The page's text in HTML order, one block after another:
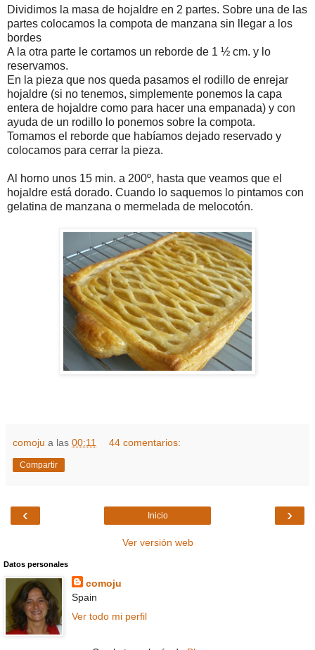
Dividimos la masa de hojaldre en 2 partes. Sobre una de las
partes colocamos la compota de manzana sin llegar a los
bordes
A la otra parte le cortamos un reborde de 1 ½ cm. y lo
reservamos.
En la pieza que nos queda pasamos el rodillo de enrejar
hojaldre (si no tenemos, simplemente ponemos la capa
entera de hojaldre como para hacer una empanada) y con
ayuda de un rodillo lo ponemos sobre la compota.
Tomamos el reborde que habíamos dejado reservado y
colocamos para cerrar la pieza.
Al horno unos 15 min. a 200º, hasta que veamos que el
hojaldre está dorado. Cuando lo saquemos lo pintamos con
gelatina de manzana o mermelada de melocotón.
comoju a las 00:11 44 comentarios:
Compartir
‹ ›
Inicio
Ver versión web
Datos personales
comoju
Spain
Ver todo mi perfil